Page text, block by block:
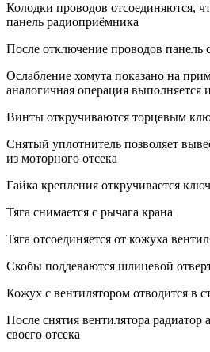
Колодки проводов отсоединяются,
панель радиоприёмника
После отключение проводов панель
Ослабление хомута показано на
аналогичная операция выполняется
Винты откручиваются торцевым
Снятый уплотнитель позволяет
из моторного отсека
Гайка крепления откручивается
Тяга снимается с рычага крана
Тяга отсоединяется от кожуха
Скобы поддеваются шлицевой
Кожух с вентилятором отводится в
После снятия вентилятора радиатор
своего отсека